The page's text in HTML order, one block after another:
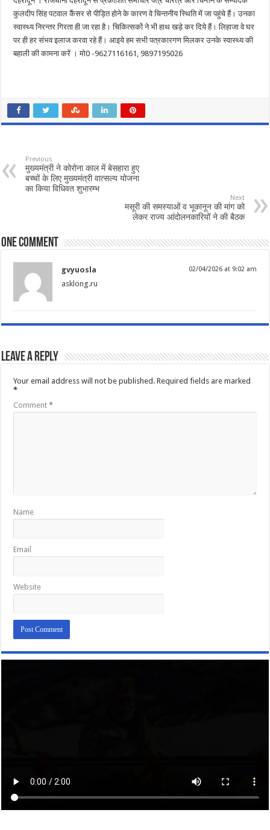
कुलदीप सिंह पटवाल कैंसर से पीड़ित होने के कारण वे चिन्तनीय स्थिति में जा पहुंचे हैं। उनका
स्वास्थ्य निरन्तर गिरता ही जा रहा है। चिकित्सकों ने भी हाथ खड़े कर दिये हैं। लिहाजा वे घर
पर ही हर संभव इलाज करवा रहे हैं। आइये हम सभी पत्रकारगण मिलकर उनके स्वास्थ्य की
बहाली की कामना करें । मो0 -9627116161, 9897195026
Previous
मुख्यमंत्री ने कोरोना काल में बेसहारा हुए
बच्चों के लिए मुख्यमंत्री वात्सल्य योजना
का किया विधिवत शुभारम्भ
Next
मसूरी की समस्याओं व भूकानून की मांग को
लेकर राज्य आंदोलनकारियों ने की बैठक
One comment
gvyuosla 02/04/2026 at 9:02 am
asklong.ru
Leave a Reply
Your email address will not be published. Required fields are marked
*
Comment*
Name
Email
Website